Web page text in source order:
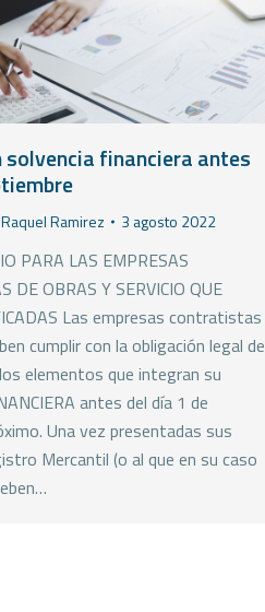
solvencia financiera antes
Raquel Ramirez 3 agosto 2022
PARA LAS EMPRESAS
DE OBRAS Y SERVICIO QUE
Las empresas contratistas
cumplir con la obligación legal de
elementos que integran su
antes del día 1 de
Una vez presentadas sus
Mercantil (o al que en su caso